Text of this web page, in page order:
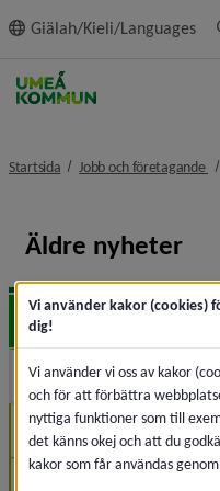
innehållet
Giälah/Kieli/Languages
Startsida Jobb och företagande
Äldre nyheter
2026
2025
December (1)
Vi använder kakor (cookies)
dig!
Vi använder vi oss av kakor
och för att förbättra
nyttiga funktioner som till
det känns okej och att du
kakor som får användas